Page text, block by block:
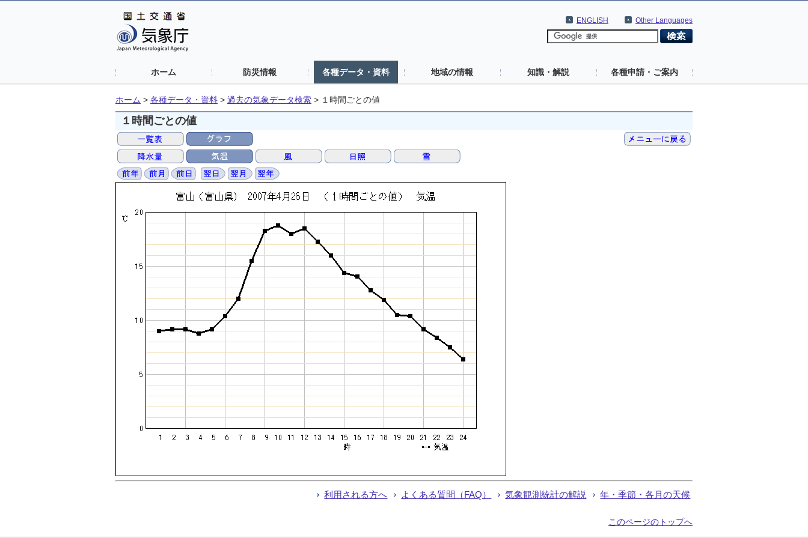
Other Languages
ENGLISH
ホーム 防災情報 各種データ・資料 地域の情報 知識・解説 各種申請・ご案内
ホーム > 各種データ・資料 > 過去の気象データ検索 > １時間ごとの値
１時間ごとの値
利用される方へ よくある質問（FAQ） 気象観測統計の解説 年・季節・各月の天候
このページのトップへ